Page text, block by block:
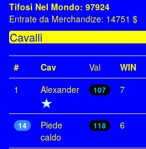
Tifosi Nel Mondo: 97924
Entrate da Merchandize: 14751 $
Cavalli
# Cav Val WIN
1
Alexander 107 7
14
Piede
caldo
118 6